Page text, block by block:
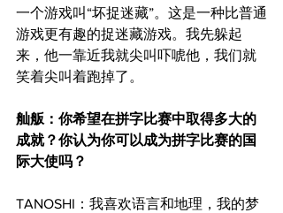
一个游戏叫“坏捉迷藏”。这是一种比普通
游戏更有趣的捉迷藏游戏。我先躲起
来，他一靠近我就尖叫吓唬他，我们就
笑着尖叫着跑掉了。
舢舨：你希望在拼字比赛中取得多大的
成就？你认为你可以成为拼字比赛的国
际大使吗？
TANOSHI：我喜欢语言和地理，我的梦